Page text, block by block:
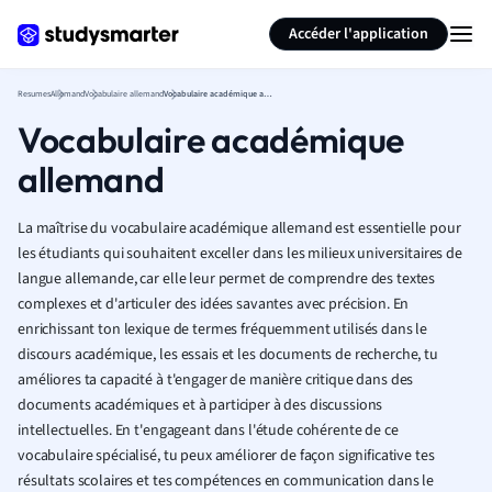
Accéder l'application
ResumesAllemandVocabulaire allemand Vocabulaire académique allemand
Vocabulaire académique
allemand
La maîtrise du vocabulaire académique allemand est essentielle pour
les étudiants qui souhaitent exceller dans les milieux universitaires de
langue allemande, car elle leur permet de comprendre des textes
complexes et d'articuler des idées savantes avec précision. En
enrichissant ton lexique de termes fréquemment utilisés dans le
discours académique, les essais et les documents de recherche, tu
améliores ta capacité à t'engager de manière critique dans des
documents académiques et à participer à des discussions
intellectuelles. En t'engageant dans l'étude cohérente de ce
vocabulaire spécialisé, tu peux améliorer de façon significative tes
résultats scolaires et tes compétences en communication dans le
Résumer la page